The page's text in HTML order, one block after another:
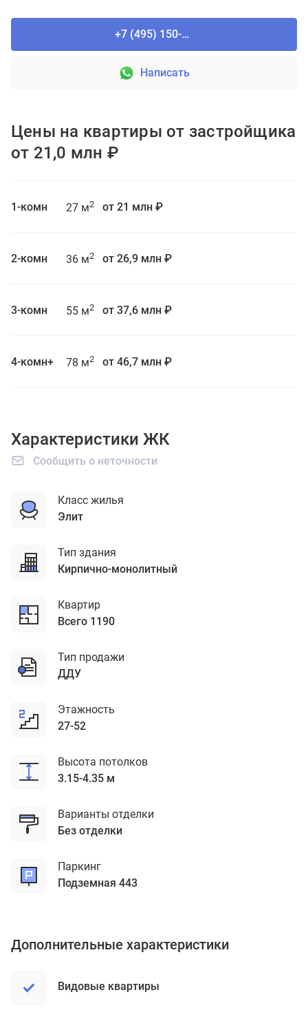
+7 (495) 150-90-61
Написать
Цены на квартиры от застройщика
от 21,0 млн ₽
1-комн 27 м2 от 21 млн ₽
2-комн 36 м2 от 26,9 млн ₽
3-комн 55 м2 от 37,6 млн ₽
4-комн+ 78 м2 от 46,7 млн ₽
Характеристики ЖК
Сообщить о неточности
Класс жилья
элит
Тип здания
кирпично-монолитный
Квартир
Всего 1190
Тип продажи
ДДУ
Этажность
27-52
Высота потолков
3.15-4.35 м
Варианты отделки
без отделки
Паркинг
подземная 443
Дополнительные характеристики
Видовые квартиры